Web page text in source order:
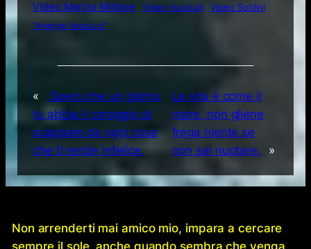
Video Marina Militare Video musicali
Video Soldini
“Amerigo Vespucci”
«
Spero che un giorno
tu abbia il coraggio di
scappare da ogni cosa
che ti rende infelice.
La vita è come il
mare, non gliene
frega niente se
non sai nuotare.
»
Non arrenderti mai amico mio, impara a cercare
sempre il sole, anche quando sembra che venga